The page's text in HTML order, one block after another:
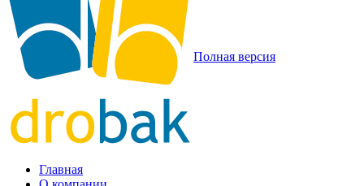
Полная версия
Главная